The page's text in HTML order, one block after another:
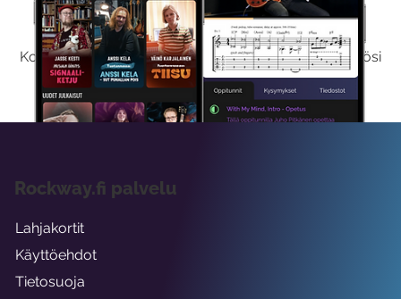
Kokeile Ilmaiseksi
Kokeilemalla ilmaiseksi saat koko sisältömme käyttöösi
viikon ajaksi.
Rockway.fi palvelu
Lahjakortit
Käyttöehdot
Tietosuoja